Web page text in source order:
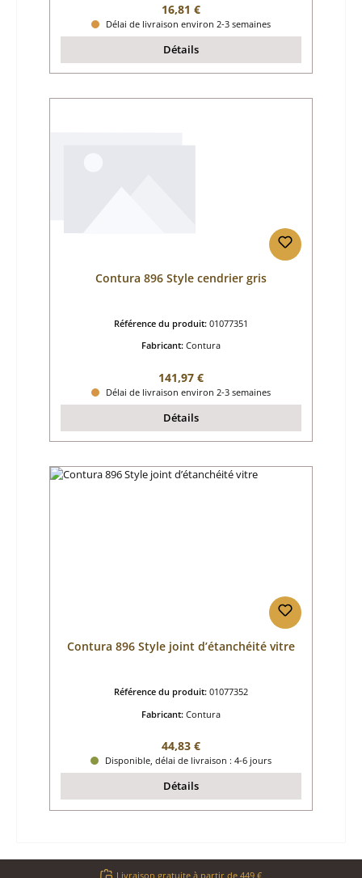
Prix régulier :
16,81 €
Délai de livraison environ 2-3 semaines
Détails
Contura 896 Style cendrier gris
Référence du produit: 01077351
Fabricant: Contura
Prix régulier :
141,97 €
Délai de livraison environ 2-3 semaines
Détails
Contura 896 Style joint d’étanchéité vitre
Référence du produit: 01077352
Fabricant: Contura
Prix régulier :
44,83 €
Disponible, délai de livraison : 4-6 jours
Détails
Livraison gratuite à partir de 449 €